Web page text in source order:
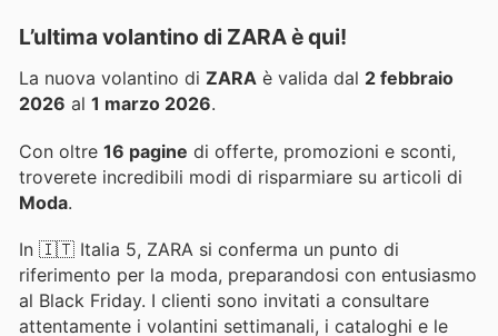
L’ultima volantino di ZARA è qui!
La nuova volantino di ZARA è valida dal 2 febbraio
2026 al 1 marzo 2026.
Con oltre 16 pagine di offerte, promozioni e sconti,
troverete incredibili modi di risparmiare su articoli di
Moda.
In 🇮🇹 Italia 5, ZARA si conferma un punto di
riferimento per la moda, preparandosi con entusiasmo
al Black Friday. I clienti sono invitati a consultare
attentamente i volantini settimanali, i cataloghi e le